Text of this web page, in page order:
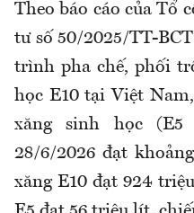
Theo báo cáo của Tổ
tư số 50/2025/TT-
trình pha chế, phối
học E10 tại Việt
xăng sinh học
28/6/2026 đạt
xăng E10 đạt 924